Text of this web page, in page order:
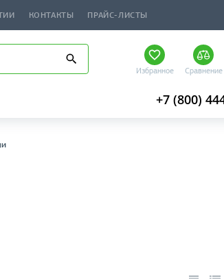
КОНТАКТЫ ПРАЙС-ЛИСТЫ
Избранное Сравнение
+7 (800)